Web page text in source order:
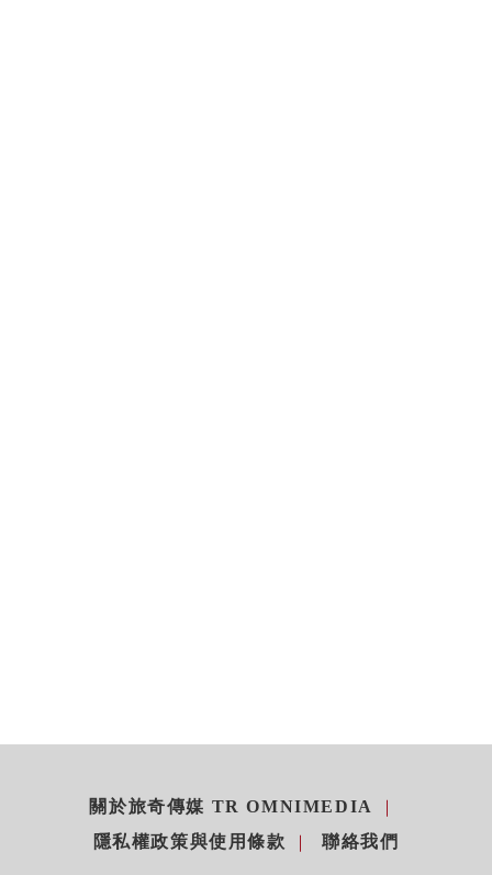
關於旅奇傳媒 TR OMNIMEDIA
隱私權政策與使用條款
聯絡我們